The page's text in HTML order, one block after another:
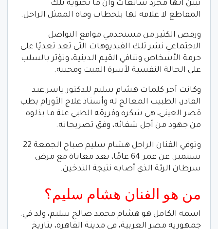
تبين أنها مجرد شائعات وأن ما تحتويه تلك
المقاطع لا علاقة لها بلحظات وفاة الممثل الراحل.
ورفض الكثير من مستخدمي مواقع التواصل
الاجتماعي نشر تلك الفيديوهات التي تعد تعديًا على
حرمة الأشخاص وتنافي القيم الدينية، وتؤثر بالسلب
على الحالة النفسية لأسرة الميت ومحبيه.
وكانت آخر كلمات هشام سليم للدكتور ياسر عبد
القادر، الطبيب المعالج له وأستاذ علاج الأورام بطب
قصر العيني، هي شكره وفريقه الطبي علة ما بذلوه
من جهود من أجل شفائه، وفق تصريحاته.
وتوفي الفنان الراحل هشام سليم صباح الجمعة 22
سبتمبر. عن عمر 64 عامًا، بعد معاناة مع مرض
سرطان الرئة الذي أصابه نتيجة التدخين.
من هو الفنان هشام سليم؟
اسمه الكامل هو هشام محمد صالح سليم، ولد في.
جمهورية مصر العربية، في مدينة القاهرة، بتاريخ